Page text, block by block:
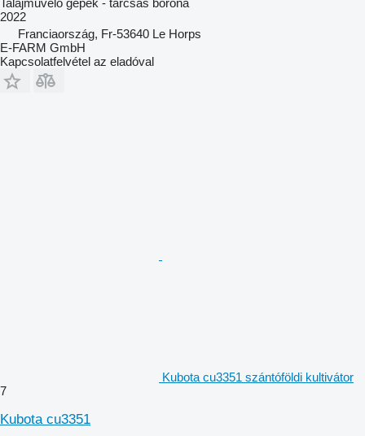
Talajművelő gépek - tárcsás borona
2022
Franciaország, Fr-53640 Le Horps
E-FARM GmbH
Kapcsolatfelvétel az eladóval
Kubota cu3351 szántóföldi kultivátor
7
Kubota cu3351